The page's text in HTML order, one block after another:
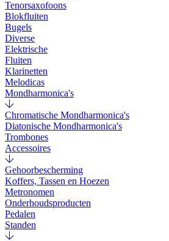
Tenorsaxofoons
Blokfluiten
Bugels
Diverse
Elektrische
Fluiten
Klarinetten
Melodicas
Mondharmonica's
Chromatische Mondharmonica's
Diatonische Mondharmonica's
Trombones
Accessoires
Gehoorbescherming
Koffers, Tassen en Hoezen
Metronomen
Onderhoudsproducten
Pedalen
Standen